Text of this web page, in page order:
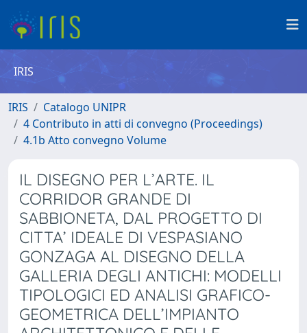
IRIS
IRIS
Catalogo UNIPR
4 Contributo in atti di convegno (Proceedings)
4.1b Atto convegno Volume
IL DISEGNO PER L’ARTE. IL
CORRIDOR GRANDE DI
SABBIONETA, DAL PROGETTO DI
CITTA’ IDEALE DI VESPASIANO
GONZAGA AL DISEGNO DELLA
GALLERIA DEGLI ANTICHI: MODELLI
TIPOLOGICI ED ANALISI GRAFICO-
GEOMETRICA DELL’IMPIANTO